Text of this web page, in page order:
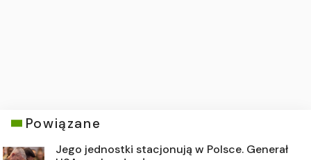
Powiązane
Jego jednostki stacjonują w Polsce. Generał